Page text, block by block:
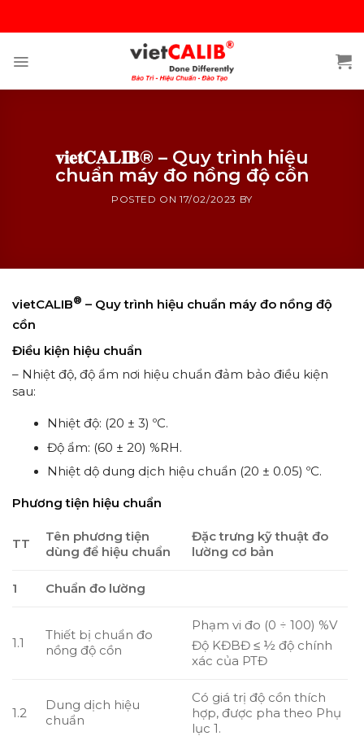
content
𝐯𝐢𝐞𝐭𝐂𝐀𝐋𝐈𝐁® – Quy trình hiệu
chuẩn máy đo nồng độ cồn
POSTED ON17/02/2023 BY
vietCALIB® – Quy trình hiệu chuẩn máy đo nồng độ
cồn
Điều kiện hiệu chuẩn
– Nhiệt độ, độ ẩm nơi hiệu chuẩn đảm bảo điều kiện
sau:
Nhiệt độ: (20 ± 3) ºC.
Độ ẩm: (60 ± 20) %RH.
Nhiệt dộ dung dịch hiệu chuẩn (20 ± 0.05) ºC.
Phương tiện hiệu chuẩn
TT
Tên phương tiện
dùng để hiệu chuẩn
Đặc trưng kỹ thuật đo
lường cơ bản
1 Chuẩn đo lường
1.1
Thiết bị chuẩn đo
nồng độ cồn
Phạm vi đo (0 ÷ 100) %V
Độ KĐBĐ ≤ ½ độ chính
xác của PTĐ
1.2
Dung dịch hiệu
chuẩn
Có giá trị độ cồn thích
hợp, được pha theo Phụ
lục 1.